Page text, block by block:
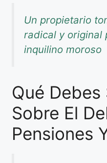
Un propietario
radical y original
inquilino moroso
Qué
Sobre El
Pensiones